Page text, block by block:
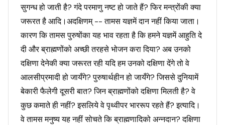
सुगन्ध हो जाती है? गंदे परमाणु नष्ट हो जाते हैं? फिर मन्त्रोंकी क्या
जरूरत है आदि।अदक्षिणम् -- तामस यज्ञमें दान नहीं किया जाता।
कारण कि तामस पुरुषोंका यह भाव रहता है कि हमने यज्ञमें आहुति दे
दी और ब्राह्मणोंको अच्छी तरहसे भोजन करा दिया? अब उनको
दक्षिणा देनेकी क्या जरूरत रही यदि हम उनको दक्षिणा देंगे तो वे
आलसीप्रमादी हो जायँगे? पुरुषार्थहीन हो जायँगे? जिससे दुनियामें
बेकारी फैलेगी दूसरी बात? जिन ब्राह्मणोंको दक्षिणा मिलती है? वे
कुछ कमाते ही नहीं? इसलिये वे पृथ्वीपर भाररूप रहते हैं? इत्यादि।
वे तामस मनुष्य यह नहीं सोचते कि ब्राह्मणादिको अन्नदान? दक्षिणा